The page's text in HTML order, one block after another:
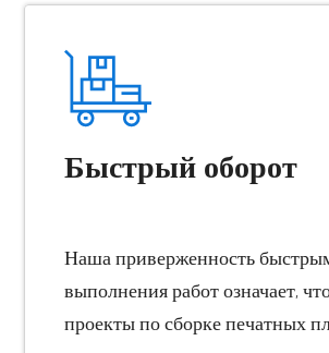
Быстрый оборот
Наша приверженность
выполнения работ означает,
проекты по сборке печатных